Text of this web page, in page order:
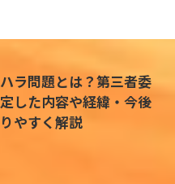
ラ問題とは？第三者委
した内容や経緯・今後
やすく解説